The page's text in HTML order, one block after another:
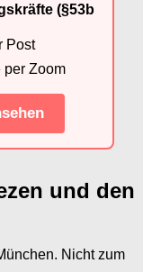
(§53b
Post
per Zoom
und den
Nicht zum